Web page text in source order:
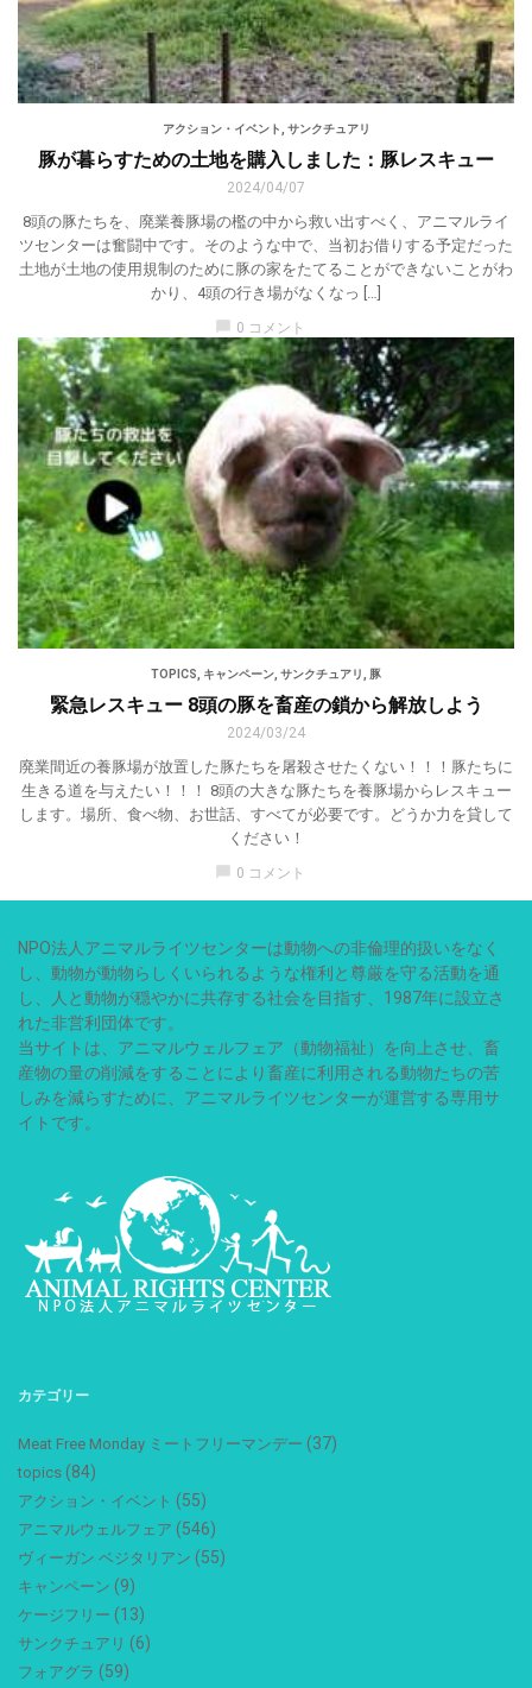
アクション・イベント, サンクチュアリ
豚が暮らすための土地を購入しました：豚レスキュー
2024/04/07
8頭の豚たちを、廃業養豚場の檻の中から救い出すべく、アニマルライ
ツセンターは奮闘中です。そのような中で、当初お借りする予定だった
土地が土地の使用規制のために豚の家をたてることができないことがわ
かり、4頭の行き場がなくなっ […]
chat_bubble 0 コメント
TOPICS キャンペーン サンクチュアリ 豚
緊急レスキュー 8頭の豚を畜産の鎖から解放しよう
2024/03/24
廃業間近の養豚場が放置した豚たちを屠殺させたくない！！！豚たちに
生きる道を与えたい！！！ 8頭の大きな豚たちを養豚場からレスキュー
します。場所、食べ物、お世話、すべてが必要です。どうか力を貸して
ください！
0 コメント
NPO法人アニマルライツセンターは動物への非倫理的扱いをなく
し、動物が動物らしくいられるような権利と尊厳を守る活動を通
し、人と動物が穏やかに共存する社会を目指す、1987年に設立さ
れた非営利団体です。
当サイトは、アニマルウェルフェア（動物福祉）を向上させ、畜
産物の量の削減をすることにより畜産に利用される動物たちの苦
しみを減らすために、アニマルライツセンターが運営する専用サ
イトです。
カテゴリー
Meat Free Monday ミートフリーマンデー (37)
topics (84)
アクション・イベント (55)
アニマルウェルフェア (546)
ヴィーガン ベジタリアン (55)
キャンペーン (9)
ケージフリー (13)
サンクチュアリ (6)
フォアグラ (59)